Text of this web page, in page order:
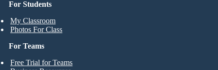
For Students
My Classroom
Photos For Class
For Teams
Free Trial for Teams